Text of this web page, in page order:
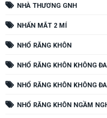
NHÀ THƯƠNG GNH
NHẤN MẮT 2 MÍ
NHỔ RĂNG KHÔN
NHỔ RĂNG KHÔN KHÔNG
NHỔ RĂNG KHÔN KHÔNG
NHỔ RĂNG KHÔN NGẦM